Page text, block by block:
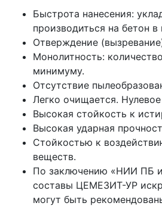
Быстрота нанесения:
производиться на бетон в
Отверждение
Монолитность:
минимуму.
Отсутствие
Легко очищается.
Высокая стойкость к
Высокая ударная
Стойкостью к
веществ.
По заключению «НИИ ПБ
составы ЦЕМЕЗИТ-УР
могут быть